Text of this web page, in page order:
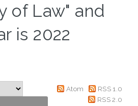
of Law" and
is 2022
Atom
RSS 1.0
RSS 2.0